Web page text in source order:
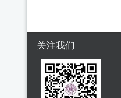
关注我们